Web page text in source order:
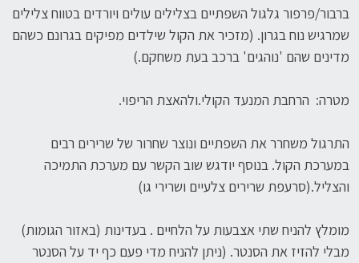
ברבור/פרפור גלגול השפתיים בצלילים עולים ויורדים בטווח צלילים
שמרגיש נוח בגרון. (מזכיר את הקול שילדים מפיקים בגרונם כשהם
מדינים שהם 'נוהגים' ברכב בעת משחקם.)
מטרה: הרחבת המנעד הקולי.ולהאצת הריפוי.
התרגול משחרר את השפתיים ונוצר שחרור של שרירים רבים
במערכת הקול. בנוסף יודגש שוב הקשר עם מערכת התמיכה
והצליל.(סרעפת שרירים צלעיים ושרירי גו)
מומלץ להניח שתי אצבעות על הלחיים . בעדינות (באזור הגומות)
מבלי להזיז את הסנטר. (ניתן להניח מדי פעם כף יד על הסנטר